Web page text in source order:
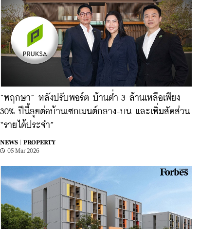
“พฤกษา” หลังปรับพอร์ต บ้านต่ำ 3 ล้านเหลือเพียง
30% ปีนี้ลุยต่อบ้านเซกเมนต์กลาง-บน และเพิ่มสัดส่วน
“รายได้ประจำ”
NEWS |
PROPERTY
05 Mar 2026